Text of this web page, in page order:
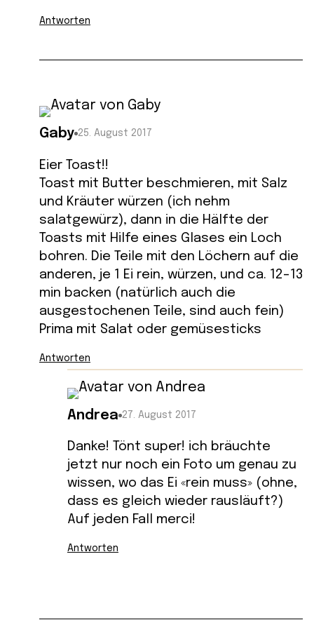
Antworten
Gaby 25. August 2017
Eier Toast!!
Toast mit Butter beschmieren, mit Salz
und Kräuter würzen (ich nehm
salatgewürz), dann in die Hälfte der
Toasts mit Hilfe eines Glases ein Loch
bohren. Die Teile mit den Löchern auf die
anderen, je 1 Ei rein, würzen, und ca. 12-13
min backen (natürlich auch die
ausgestochenen Teile, sind auch fein)
Prima mit Salat oder gemüsesticks
Antworten
Andrea 27. August 2017
Danke! Tönt super! ich bräuchte
jetzt nur noch ein Foto um genau zu
wissen, wo das Ei «rein muss» (ohne,
dass es gleich wieder rausläuft?)
Auf jeden Fall merci!
Antworten